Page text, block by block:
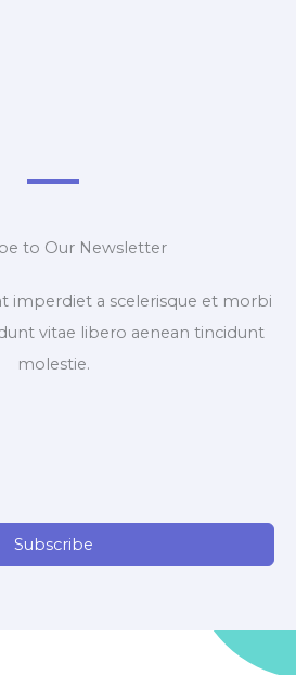
to Our Newsletter
imperdiet a scelerisque et morbi
vitae libero aenean tincidunt
molestie.
Subscribe